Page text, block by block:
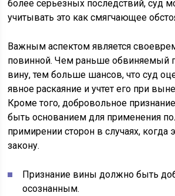
более серьезных последствий, суд
учитывать это как смягчающее
Важным аспектом является
повинной. Чем раньше обвиняемый
вину, тем больше шансов, что суд
явное раскаяние и учтет его при
Кроме того, добровольное
быть основанием для применения
примирении сторон в случаях, когда
закону.
Признание вины должно быть
осознанным.